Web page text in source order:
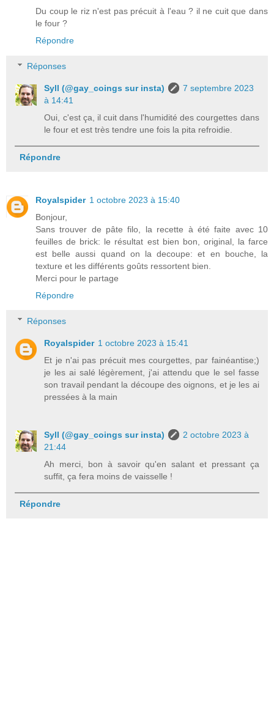
Du coup le riz n'est pas précuit à l'eau ? il ne cuit que dans
le four ?
Répondre
Réponses
Syll (@gay_coings sur insta)
7 septembre 2023
à 14:41
Oui, c'est ça, il cuit dans l'humidité des courgettes dans
le four et est très tendre une fois la pita refroidie.
Répondre
Royalspider 1 octobre 2023 à 15:40
Bonjour,
Sans trouver de pâte filo, la recette à été faite avec 10
feuilles de brick: le résultat est bien bon, original, la farce
est belle aussi quand on la decoupe: et en bouche, la
texture et les différents goûts ressortent bien.
Merci pour le partage
Répondre
Réponses
Royalspider 1 octobre 2023 à 15:41
Et je n'ai pas précuit mes courgettes, par fainéantise;)
je les ai salé légèrement, j'ai attendu que le sel fasse
son travail pendant la découpe des oignons, et je les ai
pressées à la main
Syll (@gay_coings sur insta)
2 octobre 2023 à
21:44
Ah merci, bon à savoir qu'en salant et pressant ça
suffit, ça fera moins de vaisselle !
Répondre